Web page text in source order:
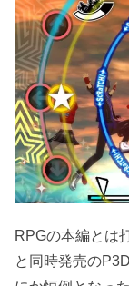
RPGの本編とは
と同時発売の